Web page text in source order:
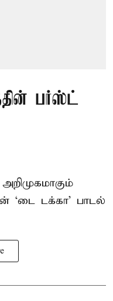
பர்ஸ்ட்
‘டை டக்கா’ பாடல்